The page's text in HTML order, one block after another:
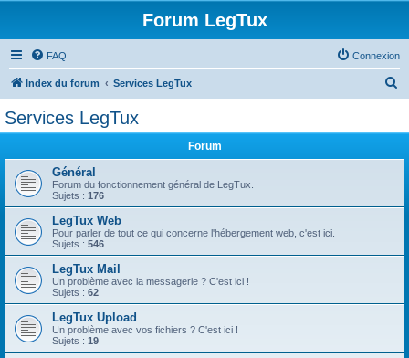
Forum LegTux
FAQ Connexion
Index du forum Services LegTux
e
Services LegTux
Forum
Général
Forum du fonctionnement général de LegTux.
Sujets : 176
LegTux Web
Pour parler de tout ce qui concerne l'hébergement web, c'est ici.
Sujets : 546
LegTux Mail
Un problème avec la messagerie ? C'est ici !
Sujets : 62
LegTux Upload
Un problème avec vos fichiers ? C'est ici !
Sujets : 19